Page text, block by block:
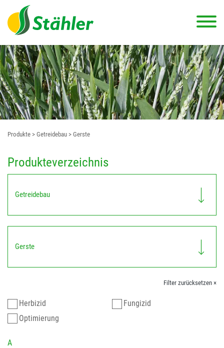
Produkte > Getreidebau > Gerste
Produkteverzeichnis
Getreidebau
Gerste
Filter zurücksetzen ×
Herbizid
Fungizid
Optimierung
A